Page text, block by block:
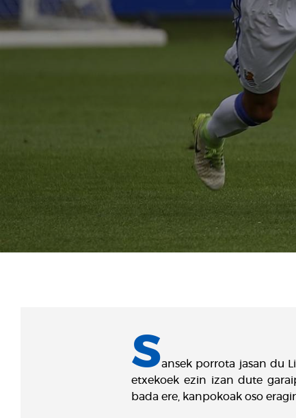
Sansek porrota jasan du
etxekoek ezin izan dute
bada ere, kanpokoak oso